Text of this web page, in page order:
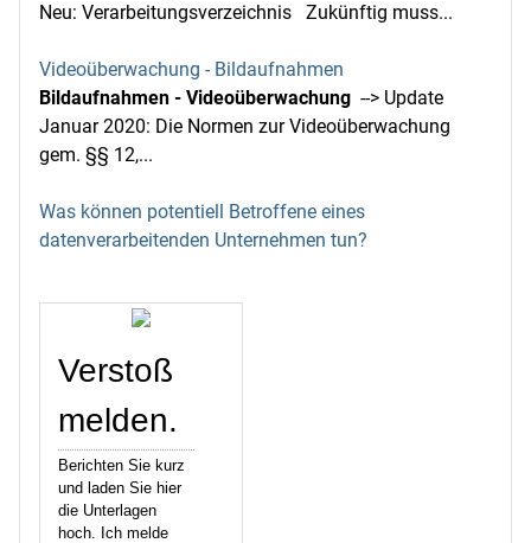
Neu: Verarbeitungsverzeichnis Zukünftig muss...
Videoüberwachung - Bildaufnahmen
Bildaufnahmen - Videoüberwachung --> Update
Januar 2020: Die Normen zur Videoüberwachung
gem. §§ 12,...
Was können potentiell Betroffene eines
datenverarbeitenden Unternehmen tun?
Verstoß
melden.
Berichten Sie kurz
und laden Sie hier
die Unterlagen
hoch. Ich melde